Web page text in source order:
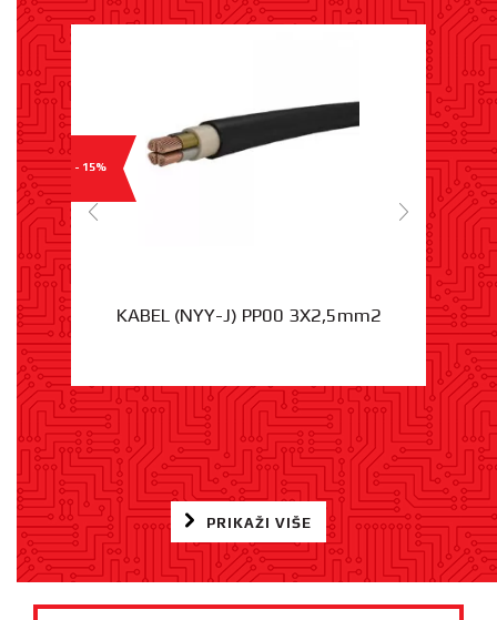
- 15%
KABEL (NYY-J) PP00 3X2,5mm2
PRIKAŽI VIŠE